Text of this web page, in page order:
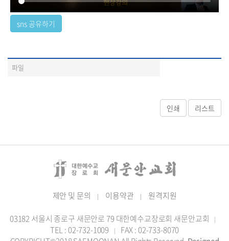
파일
제안 및 문의 | 이용약관 | 원격지원
03182 서울시 종로구 새문안로 79 대한예수교장로회 새문안교회 |
TEL : 02-732-1009 |
FAX : 02-733-8070